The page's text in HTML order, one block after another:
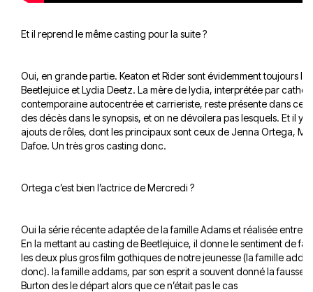
Et il reprend le même casting pour la suite ?
Oui, en grande partie. Keaton et Rider sont évidemment toujours
Beetlejuice et Lydia Deetz. La mère de lydia, interprétée par
contemporaine autocentrée et carrieriste, reste présente dans ce
des décès dans le synopsis, et on ne dévoilera pas lesquels. Et il y
ajouts de rôles, dont les principaux sont ceux de Jenna Ortega,
Dafoe. Un très gros casting donc.
Ortega c’est bien l’actrice de Mercredi ?
Oui la série récente adaptée de la famille Adams et réalisée entre
En la mettant au casting de Beetlejuice, il donne le sentiment de
les deux plus gros film gothiques de notre jeunesse (la famille
donc). la famille addams, par son esprit a souvent donné la fausse
Burton des le départ alors que ce n’était pas le cas